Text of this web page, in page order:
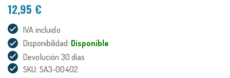
12,95 €
IVA incluido
Disponibilidad: Disponible
Devolución 30 días
SKU: SA3-00402